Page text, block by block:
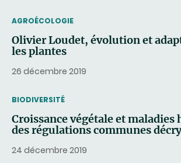
THEMATIC
AGROÉCOLOGIE
Olivier Loudet, évolution et
les plantes
26 décembre 2019
THEMATIC
BIODIVERSITÉ
Croissance végétale et maladies
des régulations communes
24 décembre 2019